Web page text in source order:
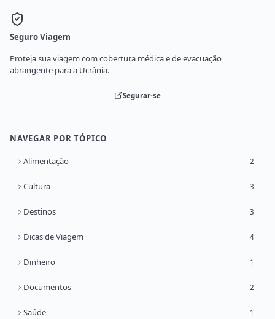
Seguro Viagem
Proteja sua viagem com cobertura médica e de evacuação
abrangente para a Ucrânia.
Segurar-se
NAVEGAR POR TÓPICO
Alimentação 2
Cultura 3
Destinos 3
Dicas de Viagem 4
Dinheiro 1
Documentos 2
Saúde 1